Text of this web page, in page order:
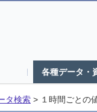
各種データ・
タ検索 > １時間ごとの